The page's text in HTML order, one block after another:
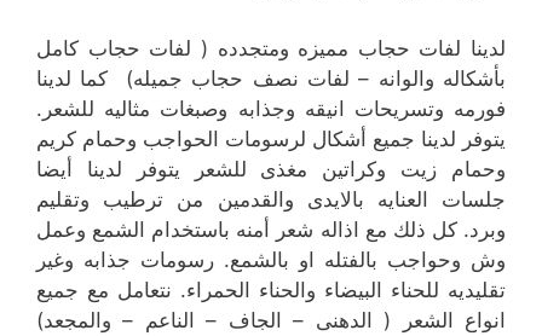
لدينا لفات حجاب مميزه ومتجدده ( لفات حجاب كامل
بأشكاله والوانه – لفات نصف حجاب جميله) كما لدينا
فورمه وتسريحات انيقه وجذابه وصبغات مثاليه للشعر.
يتوفر لدينا جميع أشكال لرسومات الحواجب وحمام كريم
وحمام زيت وكراتين مغذى للشعر يتوفر لدينا أيضا
جلسات العنايه بالايدى والقدمين من ترطيب وتقليم
وبرد. كل ذلك مع اذاله شعر أمنه باستخدام الشمع وعمل
وش وحواجب بالفتله او بالشمع. رسومات جذابه وغير
تقليديه للحناء البيضاء والحناء الحمراء. نتعامل مع جميع
انواع الشعر ( الدهنى – الجاف – الناعم – والمجعد)